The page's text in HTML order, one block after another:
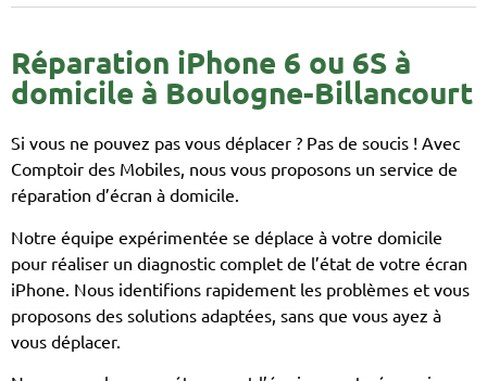
Réparation iPhone 6 ou 6S à
domicile à Boulogne-Billancourt
Si vous ne pouvez pas vous déplacer ? Pas de soucis ! Avec
Comptoir des Mobiles, nous vous proposons un service de
réparation d’écran à domicile.
Notre équipe expérimentée se déplace à votre domicile
pour réaliser un diagnostic complet de l’état de votre écran
iPhone. Nous identifions rapidement les problèmes et vous
proposons des solutions adaptées, sans que vous ayez à
vous déplacer.